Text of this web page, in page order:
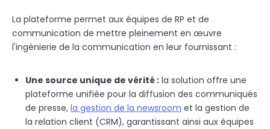
La plateforme permet aux équipes de RP et de
communication de mettre pleinement en œuvre
l'ingénierie de la communication en leur fournissant :
Une source unique de vérité : la solution offre une
plateforme unifiée pour la diffusion des communiqués
de presse, la gestion de la newsroom et la gestion de
la relation client (CRM), garantissant ainsi aux équipes